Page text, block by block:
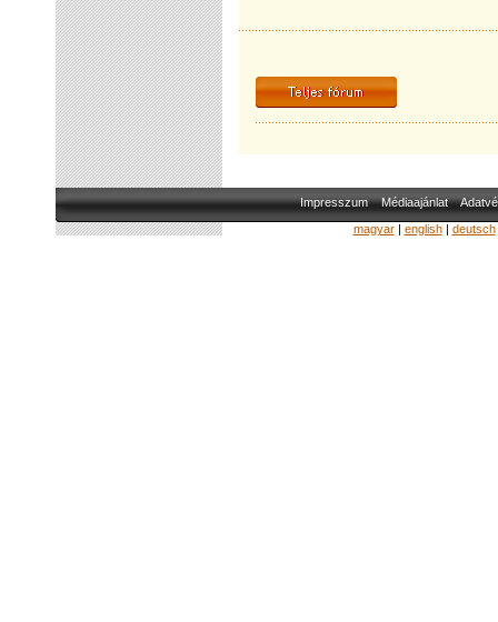
Impresszum Médiaajánlat
magyar| english| deutsch